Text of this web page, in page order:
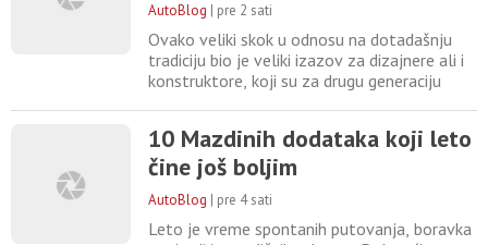
AutoBlog | pre 2 sati
Ovako veliki skok u odnosu na dotadašnju
tradiciju bio je veliki izazov za dizajnere ali i
konstruktore, koji su za drugu generaciju
i sami u test vožnji beogradskim ulicama.
Auto je privlačio poglede ne samo odraslih,
već i dece, koja su se okretala za C-HR-om
potpuno
10 Mazdinih dodataka koji leto
čine još boljim
AutoBlog | pre 4 sati
Leto je vreme spontanih putovanja, boravka